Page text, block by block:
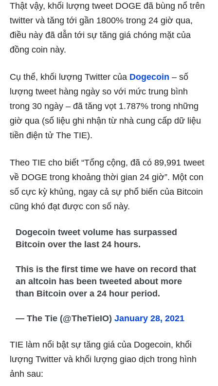
Thật vậy, khối lượng tweet DOGE đã bùng nổ trên
twitter và tăng tới gần 1800% trong 24 giờ qua,
điều này đã dẫn tới sự tăng giá chóng mặt của
đồng coin này.
Cụ thể, khối lượng Twitter của Dogecoin – số
lượng tweet hàng ngày so với mức trung bình
trong 30 ngày – đã tăng vọt 1.787% trong những
giờ qua (số liệu ghi nhận từ nhà cung cấp dữ liệu
tiền điện tử The TIE).
Theo TIE cho biết “Tổng cộng, đã có 89,991 tweet
về DOGE trong khoảng thời gian 24 giờ”. Một con
số cực kỳ khủng, ngay cả sự phổ biến của Bitcoin
cũng khó đạt được con số này.
Dogecoin tweet volume has surpassed
Bitcoin over the last 24 hours.
This is the first time we have on record that
an altcoin has been tweeted about more
than Bitcoin over a 24 hour period.
— The Tie (@TheTieIO)January 28, 2021
TIE làm nổi bật sự tăng giá của Dogecoin, khối
lượng Twitter và khối lượng giao dịch trong hình
ảnh sau: